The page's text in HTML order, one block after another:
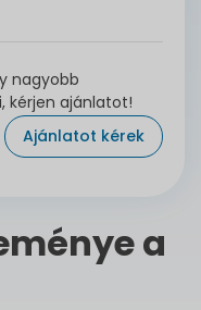
nagyobb
kérjen ajánlatot!
Ajánlatot kérek
a